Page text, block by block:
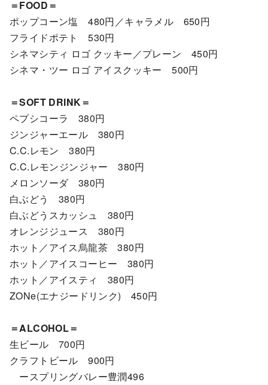
＝FOOD＝
ポップコーン塩 480円／キャラメル 650円
フライドポテト 530円
シネマシティ ロゴ クッキー／プレーン 450円
シネマ・ツー ロゴ アイスクッキー 500円
＝SOFT DRINK＝
ペプシコーラ 380円
ジンジャーエール 380円
C.C.レモン 380円
C.C.レモンジンジャー 380円
メロンソーダ 380円
白ぶどう 380円
白ぶどうスカッシュ 380円
オレンジジュース 380円
ホット／アイス烏龍茶 380円
ホット／アイスコーヒー 380円
ホット／アイスティ 380円
ZONe(エナジードリンク) 450円
＝ALCOHOL＝
生ビール 700円
クラフトビール 900円
ースプリングバレー豊潤496